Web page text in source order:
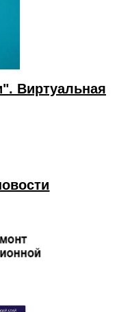
Виртуальная